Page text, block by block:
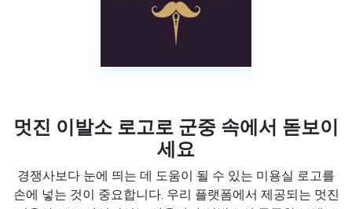
멋진 이발소 로고로 군중 속에서 돋보이
세요
경쟁사보다 눈에 띄는 데 도움이 될 수 있는 미용실 로고를
손에 넣는 것이 중요합니다. 우리 플랫폼에서 제공되는 멋진